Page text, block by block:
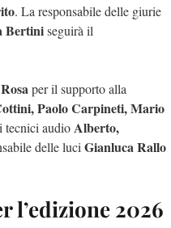
. La responsabile delle giurie
Bertiniseguirà il
per il supporto alla
Paolo Carpineti, Mario
tecnici audioAlberto,
delle luci Gianluca Rallo
l’edizione 2026